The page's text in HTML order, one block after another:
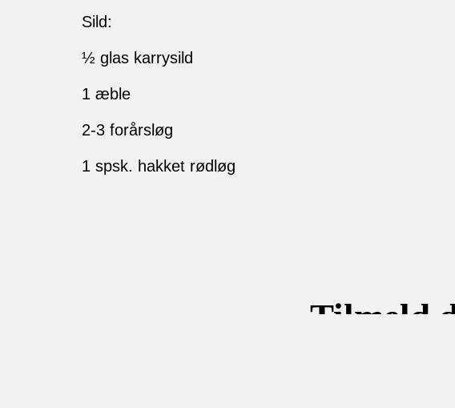
Sild:
½ glas karrysild
1 æble
2-3 forårsløg
1 spsk. hakket rødløg
Tilmeld